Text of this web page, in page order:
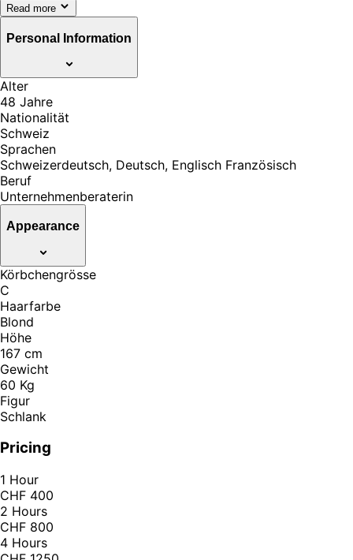
Read more
Personal Information
Alter
48 Jahre
Nationalität
Schweiz
Sprachen
Schweizerdeutsch, Deutsch, Englisch Französisch
Beruf
Unternehmenberaterin
Appearance
Körbchengrösse
C
Haarfarbe
Blond
Höhe
167 cm
Gewicht
60 Kg
Figur
Schlank
Pricing
1 Hour
CHF 400
2 Hours
CHF 800
4 Hours